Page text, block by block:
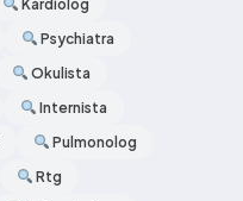
Kardiolog
Psychiatra
Okulista
Internista
Pulmonolog
Rtg